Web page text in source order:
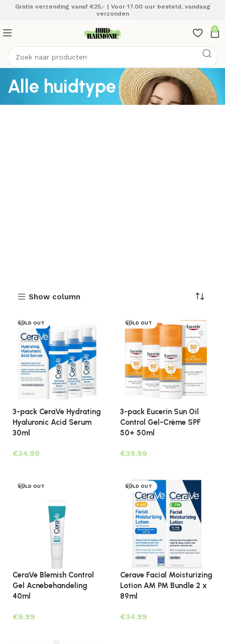
Gratis verzending vanaf €25,- | Voor 17.00 uur besteld, vandaag
verzonden
0
Alle huidtype
Show column
SOLD OUT
3-pack CeraVe Hydrating
Hyaluronic Acid Serum
30ml
€
SOLD OUT
3-pack Eucerin Sun Oil
Control Gel-Crème SPF
50+ 50ml
€
SOLD OUT
CeraVe Blemish Control
Gel Acnebehandeling
40ml
€
SOLD OUT
Cerave Facial Moisturizing
Lotion AM PM Bundle 2 x
89ml
€